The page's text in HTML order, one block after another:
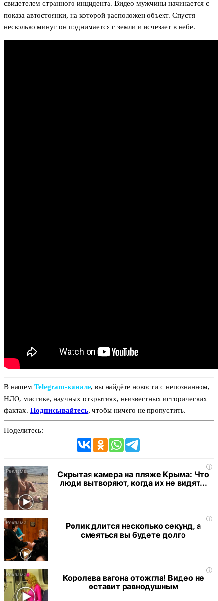
свидетелем странного инцидента. Видео мужчины начинается с
показа автостоянки, на которой расположен объект. Спустя
несколько минут он поднимается с земли и исчезает в небе.
В нашем Telegram‑канале, вы найдёте новости о непознанном,
НЛО, мистике, научных открытиях, неизвестных исторических
фактах. Подписывайтесь, чтобы ничего не пропустить.
Поделитесь:
i
Скрытая камера на пляже Крыма: Что
люди вытворяют, когда их не видят...
i
Ролик длится несколько секунд, а
смеяться вы будете долго
i
Королева вагона отожгла! Видео не
оставит равнодушным